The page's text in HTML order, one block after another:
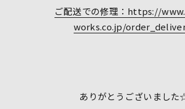
ご配送での修理：https://
works.co.jp/
ありがとうございました